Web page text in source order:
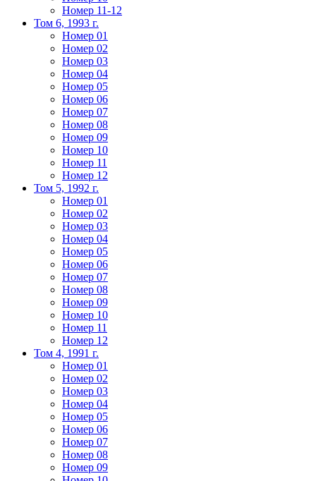
Номер 11-12
Том 6, 1993 г.
Номер 01
Номер 02
Номер 03
Номер 04
Номер 05
Номер 06
Номер 07
Номер 08
Номер 09
Номер 10
Номер 11
Номер 12
Том 5, 1992 г.
Номер 01
Номер 02
Номер 03
Номер 04
Номер 05
Номер 06
Номер 07
Номер 08
Номер 09
Номер 10
Номер 11
Номер 12
Том 4, 1991 г.
Номер 01
Номер 02
Номер 03
Номер 04
Номер 05
Номер 06
Номер 07
Номер 08
Номер 09